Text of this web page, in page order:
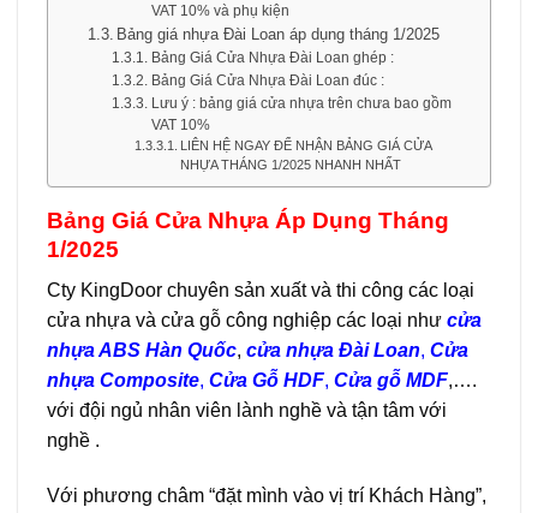
VAT 10% và phụ kiện
Bảng giá nhựa Đài Loan áp dụng tháng 1/2025
Bảng Giá Cửa Nhựa Đài Loan ghép :
Bảng Giá Cửa Nhựa Đài Loan đúc :
Lưu ý : bảng giá cửa nhựa trên chưa bao gồm
VAT 10%
LIÊN HỆ NGAY ĐỂ NHẬN BẢNG GIÁ CỬA
NHỰA THÁNG 1/2025 NHANH NHẤT
Bảng Giá Cửa Nhựa Áp Dụng Tháng
1/2025
Cty KingDoor chuyên sản xuất và thi công các loại
cửa nhựa và cửa gỗ công nghiệp các loại như cửa
nhựa ABS Hàn Quốc, cửa nhựa Đài Loan, Cửa
nhựa Composite, Cửa Gỗ HDF, Cửa gỗ MDF,….
với đội ngủ nhân viên lành nghề và tận tâm với
nghề .
Với phương châm “đặt mình vào vị trí Khách Hàng”,